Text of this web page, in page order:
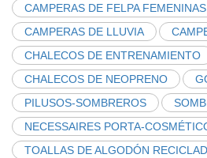
CAMPERAS DE FELPA FEMENINAS
CAMPERAS DE LLUVIA
CHALECOS DE ENTRENAMIENTO
CHALECOS DE NEOPRENO
PILUSOS-SOMBREROS
NECESSAIRES PORTA-
TOALLAS DE ALGODÓN